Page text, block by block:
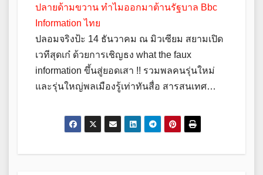
ปลายด้ามขวาน ทำไมออกมาต้านรัฐบาล Bbc
Information ไทย
ปลอมจริงป้ะ 14 ธันวาคม ณ มิวเซียม สยามเปิด
เวทีสุดเก๋ ด้วยการเชิญธง what the faux
information ขึ้นสู่ยอดเสา !! รวมพลคนรุ่นใหม่
และรุ่นใหญ่พลเมืองรู้เท่าทันสื่อ สารสนเทศ…